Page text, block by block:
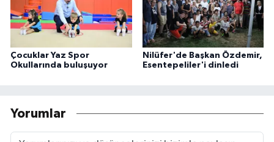
Çocuklar Yaz Spor
Okullarında buluşuyor
Nilüfer'de Başkan Özdemir,
Esentepeliler'i dinledi
Yorumlar